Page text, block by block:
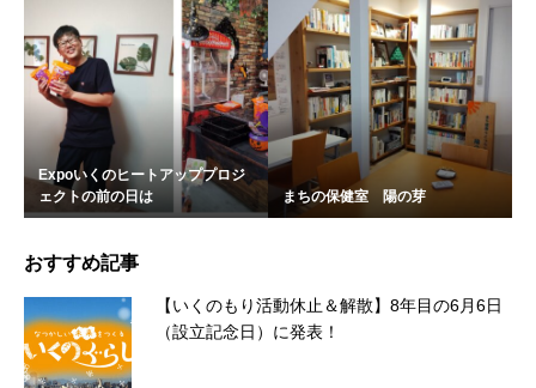
Expoいくのヒートアッププロジ
ェクトの前の日は
まちの保健室 陽の芽
おすすめ記事
【いくのもり活動休止＆解散】8年目の6月6日
（設立記念日）に発表！